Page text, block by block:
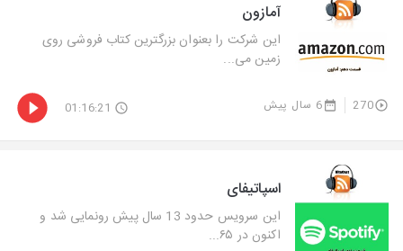
آمازون
این شرکت را بعنوان بزرگترین کتاب فروشی روی
زمین می...
270 6 سال پیش 01:16:21
اسپاتیفای
این سرویس حدود 13 سال پیش رونمایی شد و
اکنون در ۶۵...